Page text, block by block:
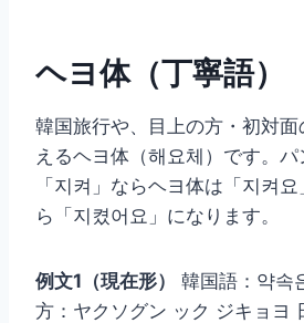
ヘヨ体（丁寧語）
韓国旅行や、目上の方・初対
えるヘヨ体（해요체）です。
「지켜」ならヘヨ体は「지켜
ら「지켰어요」になります。
例文1（現在形）
韓国語：약속
方：ヤクソグン ック ジキョヨ